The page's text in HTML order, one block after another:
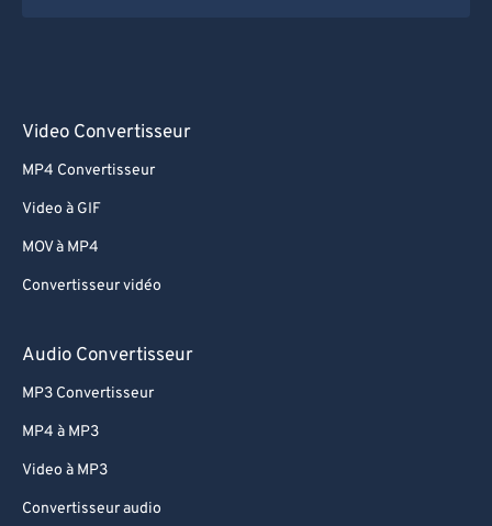
Video Convertisseur
MP4 Convertisseur
Video à GIF
MOV à MP4
Convertisseur vidéo
Audio Convertisseur
MP3 Convertisseur
MP4 à MP3
Video à MP3
Convertisseur audio